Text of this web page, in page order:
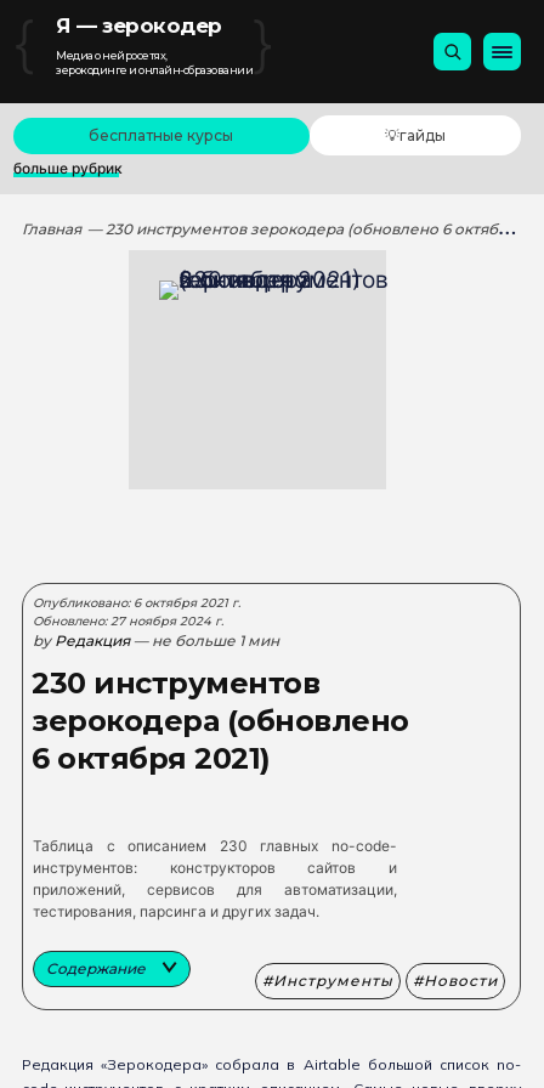
{ Я — зерокодер
Медиа о нейросетях,
зерокодинге и онлайн-образовании}
бесплатные курсы
💡гайды
больше рубрик
Главная — 230 инструментов зерокодера (обновлено 6 октября 2021)
Опубликовано: 6 октября 2021 г.
Обновлено: 27 ноября 2024 г.
by Редакция — не больше 1 мин
230 инструментов
зерокодера (обновлено
6 октября 2021)
Таблица с описанием 230 главных no-code-
инструментов: конструкторов сайтов и
приложений, сервисов для автоматизации,
тестирования, парсинга и других задач.
Содержание
Инструменты Новости
Редакция «Зерокодера» собрала в Airtable большой список no-